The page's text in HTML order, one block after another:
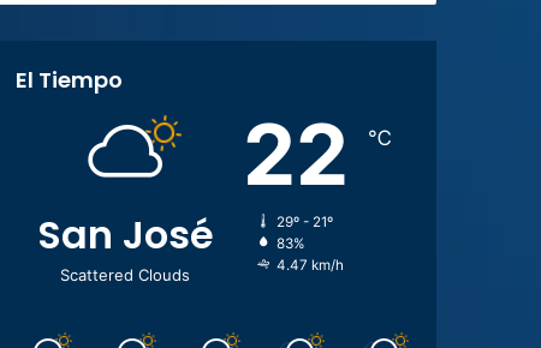
El Tiempo
San José
Scattered Clouds
22 ℃
29º - 21º
83%
4.47 km/h